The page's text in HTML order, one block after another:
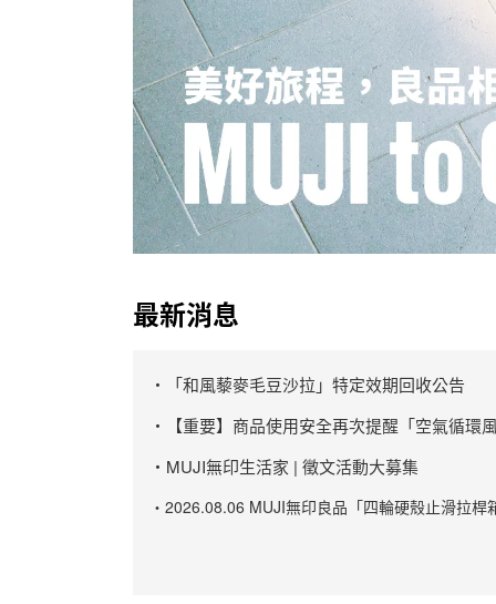
最新消息
・「和風藜麥毛豆沙拉」特定效期回收公告
・【重要】商品使用安全再次提醒「空氣循環
・MUJI無印生活家 | 徵文活動大募集
・2026.08.06 MUJI無印良品「四輪硬殼止滑拉